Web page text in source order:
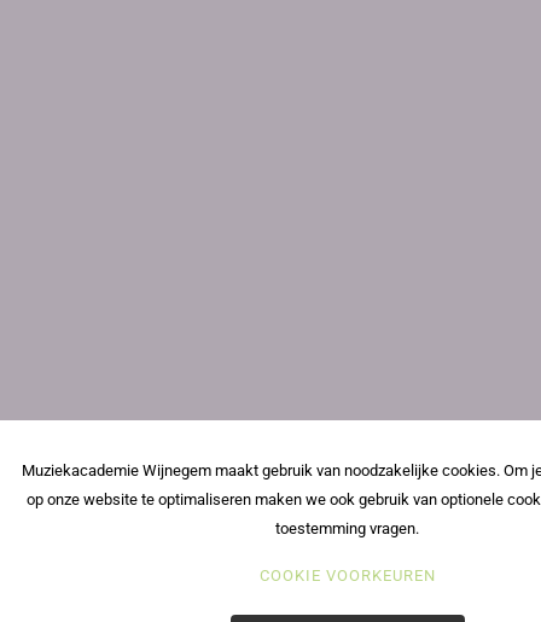
Muziekacademie Wijnegem maakt gebruik van noodzakelijke cookies. Om
op onze website te optimaliseren maken we ook gebruik van optionele
toestemming vragen.
COOKIE VOORKEUREN